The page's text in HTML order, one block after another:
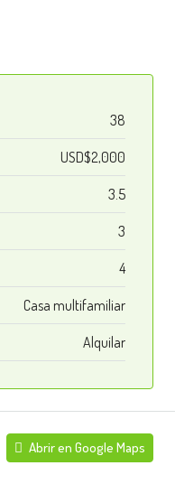
38
USD$2,000
3.5
3
4
Casa multifamiliar
Alquilar
Abrir en Google Maps